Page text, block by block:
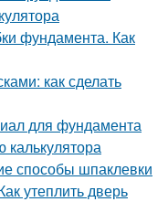
фундамента. Как
как сделать
для фундамента
способы шпаклевки
утеплить дверь